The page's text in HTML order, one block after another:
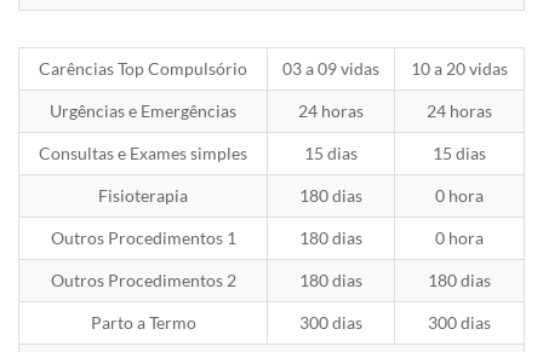
Carências Top Compulsório 03 a 09 vidas 10 a 20 vidas
Urgências e Emergências 24 horas 24 horas
Consultas e Exames simples 15 dias 15 dias
Fisioterapia 180 dias 0 hora
Outros Procedimentos 1 180 dias 0 hora
Outros Procedimentos 2 180 dias 180 dias
Parto a Termo 300 dias 300 dias